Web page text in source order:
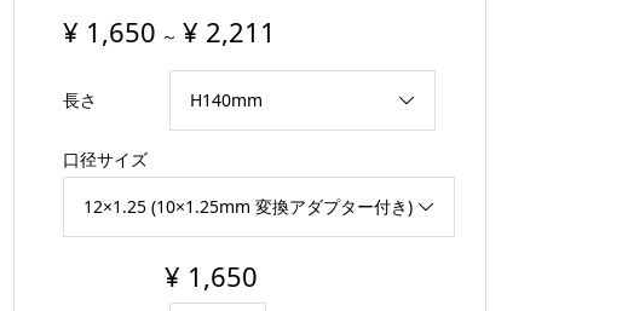
¥ 1,650 ～ ¥ 2,211
長さ
口径サイズ
¥ 1,650